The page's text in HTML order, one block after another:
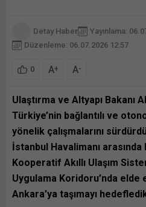
Detay Haber
Yayınlama:
Düzenleme: 06.07.2026 12:57
0 A+ A-
Ulaştırma ve Altyapı Bakanı
Türkiye’nin bağlantılı ve
yönelik çalışmalarını
İstanbul Havalimanı
Kooperatif Akıllı Ulaşım
Uygulama Koridoru’nda
Ankara’ya taşımayı